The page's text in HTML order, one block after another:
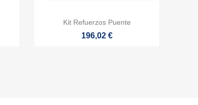
Vista rápida
Kit Refuerzos Puente
196,02 €